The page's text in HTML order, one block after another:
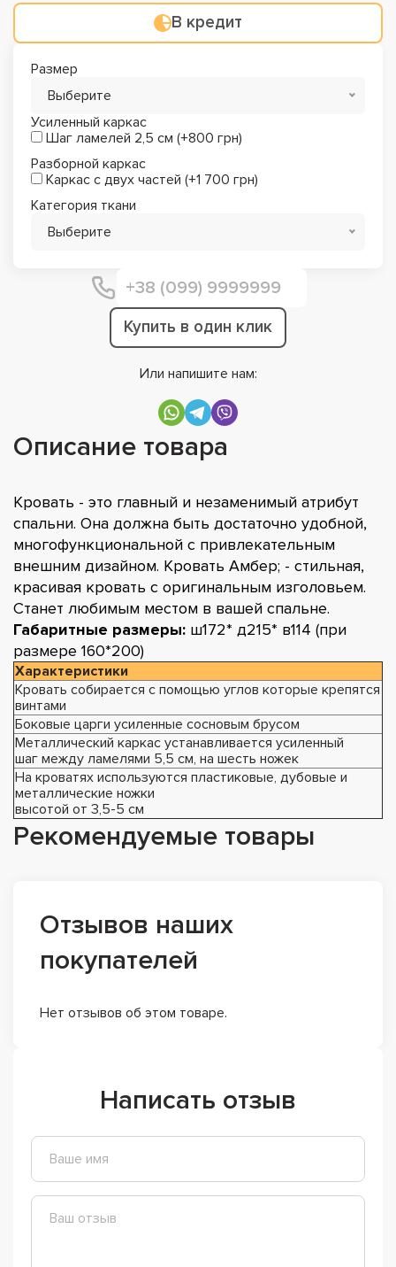
В кредит
Размер
Выберите
Усиленный каркас
Шаг ламелей 2,5 см (+800 грн)
Разборной каркас
Каркас с двух частей (+1 700 грн)
Категория ткани
Выберите
Купить в один клик
Или напишите нам:
Описание товара
Кровать - это главный и незаменимый атрибут
спальни. Она должна быть достаточно удобной,
многофункциональной с привлекательным
внешним дизайном. Кровать Амбер; - стильная,
красивая кровать с оригинальным изголовьем.
Станет любимым местом в вашей спальне.
Габаритные размеры: ш172* д215* в114 (при
размере 160*200)
Характеристики
Кровать собирается с помощью углов которые крепятся
винтами
Боковые царги усиленные сосновым брусом
Металлический каркас устанавливается усиленный
шаг между ламелями 5,5 см, на шесть ножек
На кроватях используются пластиковые, дубовые и
металлические ножки
высотой от 3,5-5 см
Рекомендуемые товары
Отзывов наших
покупателей
Нет отзывов об этом товаре.
Написать отзыв